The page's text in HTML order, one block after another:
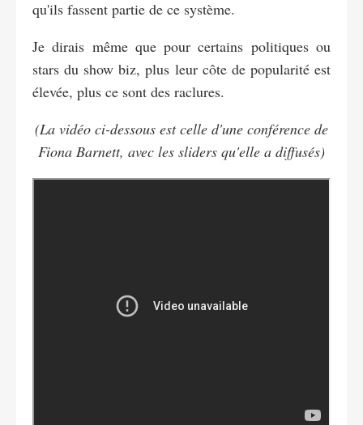
qu'ils fassent partie de ce système.
Je dirais même que pour certains politiques ou
stars du show biz, plus leur côte de popularité est
élevée, plus ce sont des raclures.
(La vidéo ci-dessous est celle d'une conférence de
Fiona Barnett, avec les sliders qu'elle a diffusés)